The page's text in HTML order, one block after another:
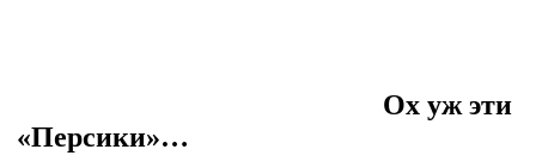
Ох уж эти
«Персики»…